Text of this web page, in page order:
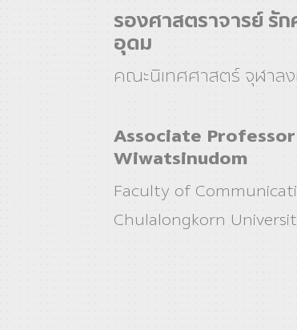
รองศาสตราจารย์ รั
อุดม
คณะนิเทศศาสตร์ จุฬาล
Associate
Wiwatsinudom
Faculty of
Chulalongkorn